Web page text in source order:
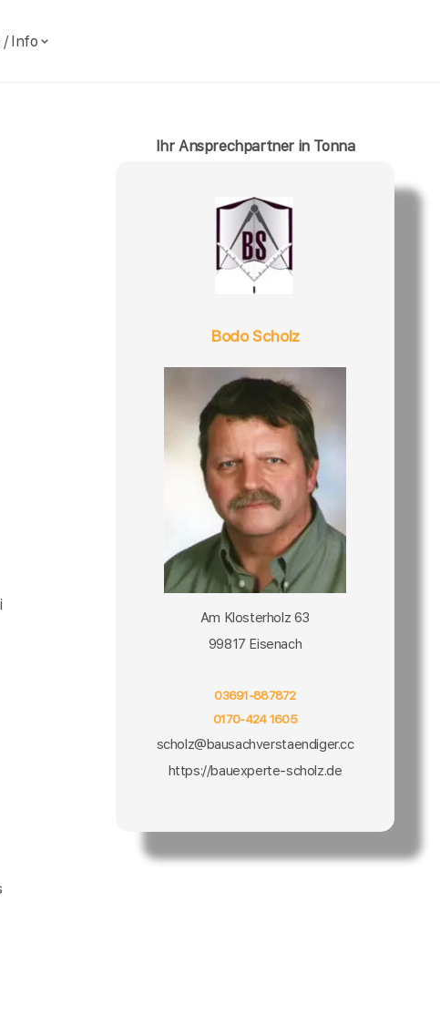
/ Info
Ihr Ansprechpartner in Tonna
Bodo Scholz
Am Klosterholz 63
99817 Eisenach
03691-887872
0170-424 1605
scholz@bausachverstaendiger.cc
https://bauexperte-scholz.de